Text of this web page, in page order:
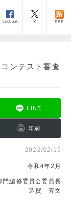
facebook X RSS
ンテスト審査
LINE
印刷
2022/02/15
令和4年2月
門編修委員会委員長
造賀 芳文